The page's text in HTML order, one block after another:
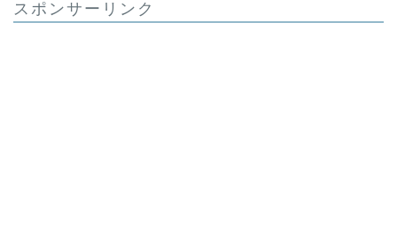
スポンサーリンク